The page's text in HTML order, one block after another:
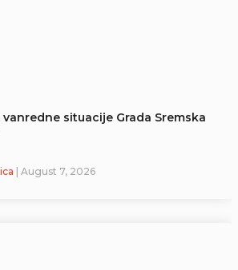
situacije Grada Sremska
| August 7, 2026